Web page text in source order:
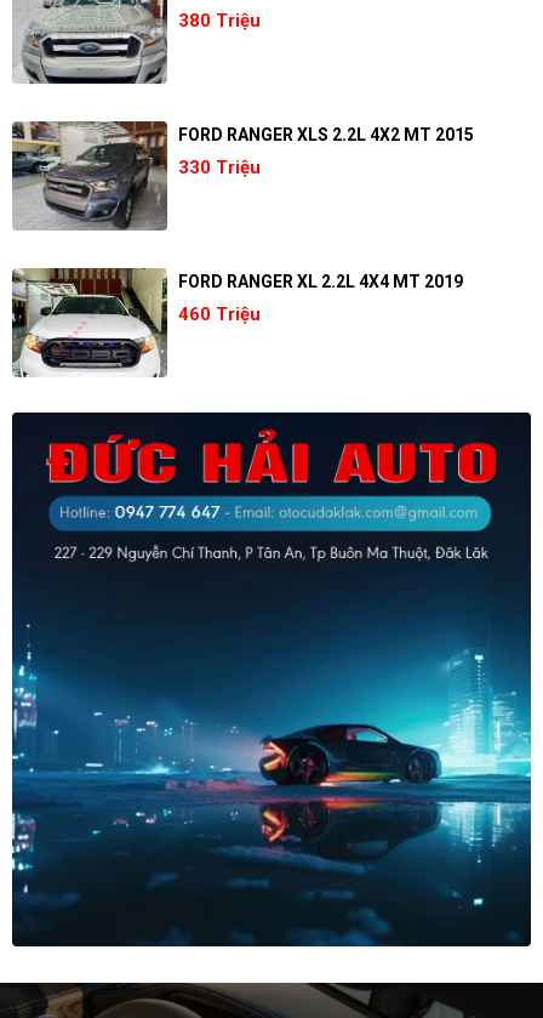
380 Triệu
FORD RANGER XLS 2.2L 4X2 MT 2015
330 Triệu
FORD RANGER XL 2.2L 4X4 MT 2019
460 Triệu